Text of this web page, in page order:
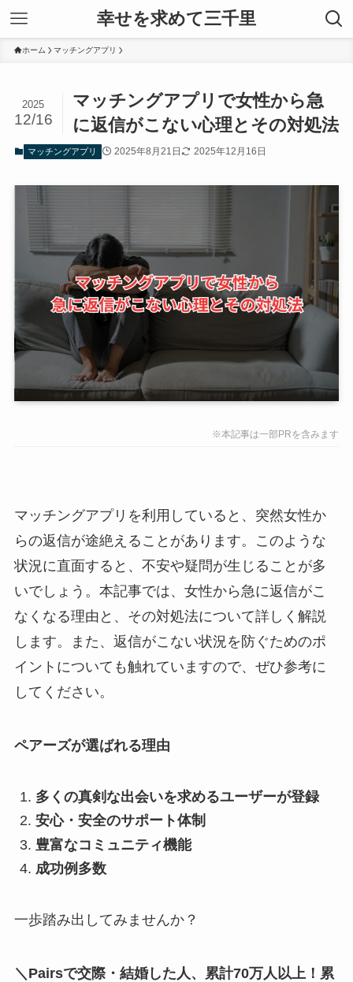
幸せを求めて三千里
ホーム マッチングアプリ
マッチングアプリで女性から急
に返信がこない心理とその対処法
2025
12/16
マッチングアプリ 2025年8月21日 2025年12月16日
※本記事は一部PRを含みます
マッチングアプリを利用していると、突然女性か
らの返信が途絶えることがあります。このような
状況に直面すると、不安や疑問が生じることが多
いでしょう。本記事では、女性から急に返信がこ
なくなる理由と、その対処法について詳しく解説
します。また、返信がこない状況を防ぐためのポ
イントについても触れていますので、ぜひ参考に
してください。
ペアーズが選ばれる理由
多くの真剣な出会いを求めるユーザーが登録
安心・安全のサポート体制
豊富なコミュニティ機能
成功例多数
一歩踏み出してみませんか？
＼Pairsで交際・結婚した人、累計70万人以上！累